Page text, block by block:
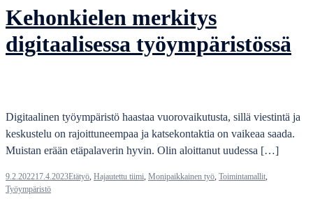
Kehonkielen merkitys
digitaalisessa työympäristössä
Digitaalinen työympäristö haastaa vuorovaikutusta, sillä viestintä ja
keskustelu on rajoittuneempaa ja katsekontaktia on vaikeaa saada.
Muistan erään etäpalaverin hyvin. Olin aloittanut uudessa […]
9.2.202217.4.2023Etätyö, Hajautettu tiimi, Monipaikkainen työ, Toimintamallit,
Työympäristö